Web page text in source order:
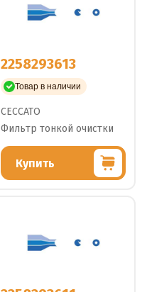
2258293613
Товар в наличии
CECCATO
Фильтр тонкой очистки
Купить